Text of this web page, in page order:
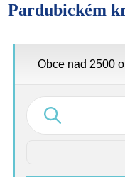
Pardubickém
Obce nad 2500